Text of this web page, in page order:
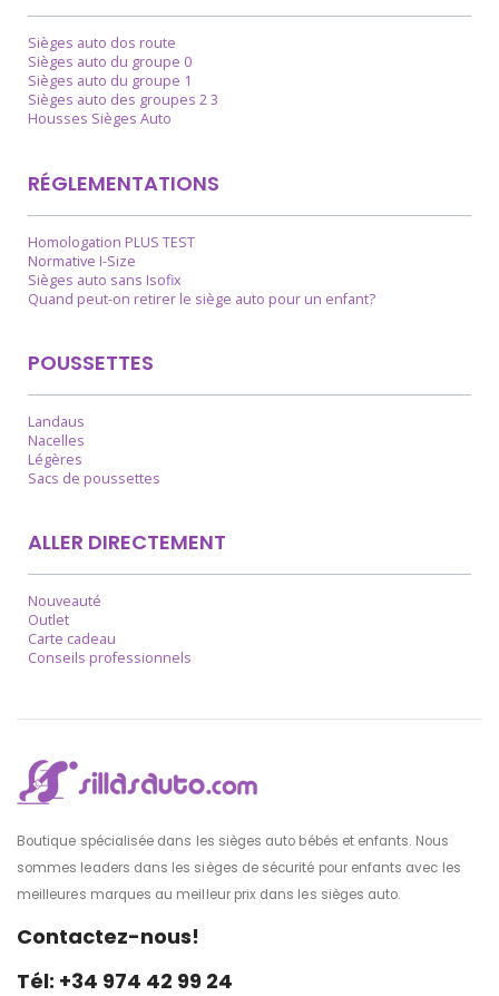
Sièges auto dos route
Sièges auto du groupe 0
Sièges auto du groupe 1
Sièges auto des groupes 2 3
Housses Sièges Auto
RÉGLEMENTATIONS
Homologation PLUS TEST
Normative I-Size
Sièges auto sans Isofix
Quand peut-on retirer le siège auto pour un enfant?
POUSSETTES
Landaus
Nacelles
Légères
Sacs de poussettes
ALLER DIRECTEMENT
Nouveauté
Outlet
Carte cadeau
Conseils professionnels
Boutique spécialisée dans les sièges auto bébés et enfants. Nous
sommes leaders dans les sièges de sécurité pour enfants avec les
meilleures marques au meilleur prix dans les sièges auto.
Contactez-nous!
Tél: +34 974 42 99 24